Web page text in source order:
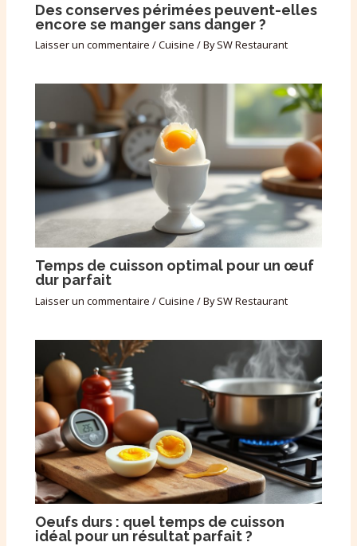
Des conserves périmées peuvent-elles
encore se manger sans danger ?
Laisser un commentaire /Cuisine / BySW Restaurant
Temps de cuisson optimal pour un œuf
dur parfait
Laisser un commentaire /Cuisine / BySW Restaurant
Oeufs durs : quel temps de cuisson
idéal pour un résultat parfait ?